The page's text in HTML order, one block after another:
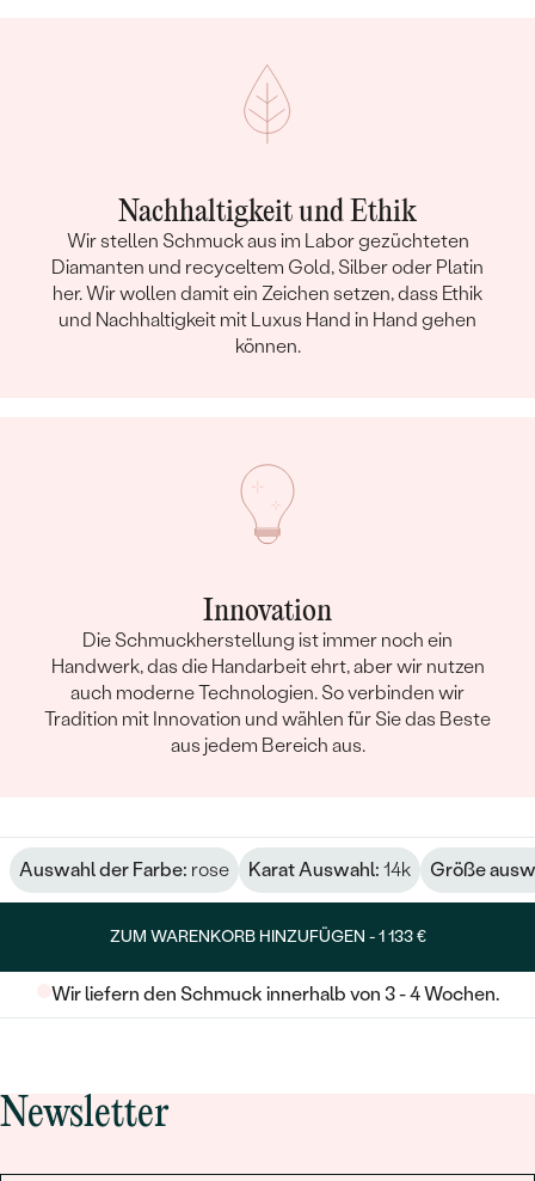
Nachhaltigkeit und Ethik
Wir stellen Schmuck aus im Labor gezüchteten
Diamanten und recyceltem Gold, Silber oder Platin
her. Wir wollen damit ein Zeichen setzen, dass Ethik
und Nachhaltigkeit mit Luxus Hand in Hand gehen
können.
Innovation
Die Schmuckherstellung ist immer noch ein
Handwerk, das die Handarbeit ehrt, aber wir nutzen
auch moderne Technologien. So verbinden wir
Tradition mit Innovation und wählen für Sie das Beste
aus jedem Bereich aus.
Auswahl der Farbe: rose Karat Auswahl: 14k Größe
ZUM WARENKORB HINZUFÜGEN -1 133 €
Wir liefern den Schmuck innerhalb von 3 - 4 Wochen.
Newsletter